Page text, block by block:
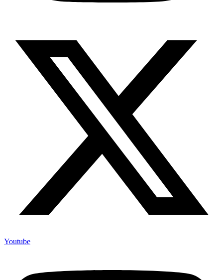
Youtube